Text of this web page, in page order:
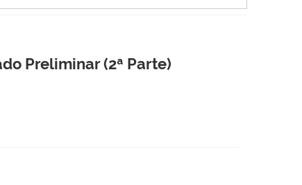
Preliminar (2ª Parte)